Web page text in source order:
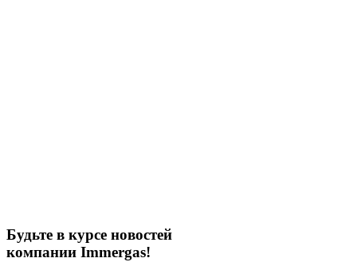
Будьте в курсе новостей
компании Immergas!